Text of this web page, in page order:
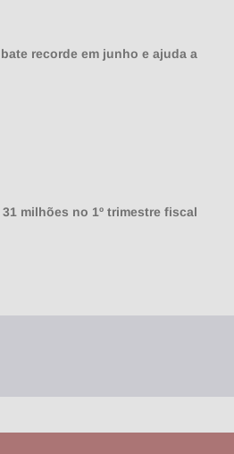
recorde em junho e ajuda a
milhões no 1º trimestre fiscal